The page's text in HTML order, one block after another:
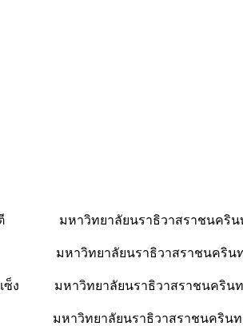
มาตี มหาวิทยาลัยนราธิวาสราชนคริน
ล็ง มหาวิทยาลัยนราธิวาสราชนคริน
นเซ็ง มหาวิทยาลัยนราธิวาสราชนคริน
ดี มหาวิทยาลัยนราธิวาสราชนครินท